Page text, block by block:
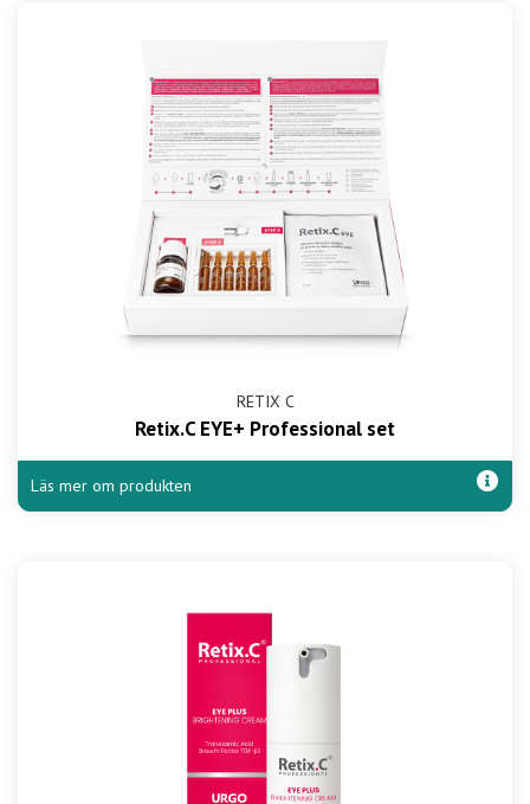
RETIX C
Retix.C EYE+ Professional set
Läs mer om produkten